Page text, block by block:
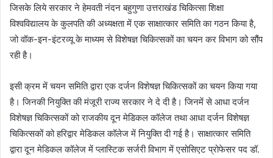
जिसके लिये सरकार ने हेमवती नंदन बहुगुणा उत्तराखंड चिकित्सा शिक्षा
विश्वविद्यालय के कुलपति की अध्यक्षता में एक साक्षात्कार समिति का गठन किया है,
जो वॉक-इन-इंटरव्यू के माध्यम से विशेषज्ञ चिकित्सकों का चयन कर विभाग को सौंप
रही है।
इसी क्रम में चयन समिति द्वारा एक दर्जन विशेषज्ञ चिकित्सकों का चयन किया गया
है। जिनकी नियुक्ति की मंजूरी राज्य सरकार ने दे दी है। जिनमें से आधा दर्जन
विशेषज्ञ चिकित्सकों को राजकीय दून मेडिकल कॉलेज तथा आधा दर्जन विशेषज्ञ
चिकित्सकों को हरिद्वार मेडिकल कॉलेज में नियुक्ति दी गई है। साक्षात्कार समिति
द्वारा दून मेडिकल कॉलेज में प्लास्टिक सर्जरी विभाग में एसोसिएट प्रोफेसर पद डॉ.